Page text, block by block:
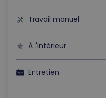
Travail manuel
À l'intérieur
Entretien